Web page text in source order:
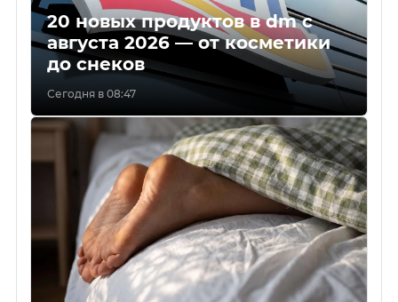
20 новых продуктов в dm с
августа 2026 — от косметики
до снеков
Сегодня в 08:47